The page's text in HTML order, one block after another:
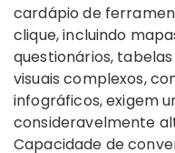
cardápio de
clique, incluindo
questionários,
visuais complexos,
infográficos, exigem
consideravelmente
Capacidade de